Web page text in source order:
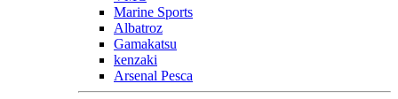
Marine Sports
Albatroz
Gamakatsu
kenzaki
Arsenal Pesca